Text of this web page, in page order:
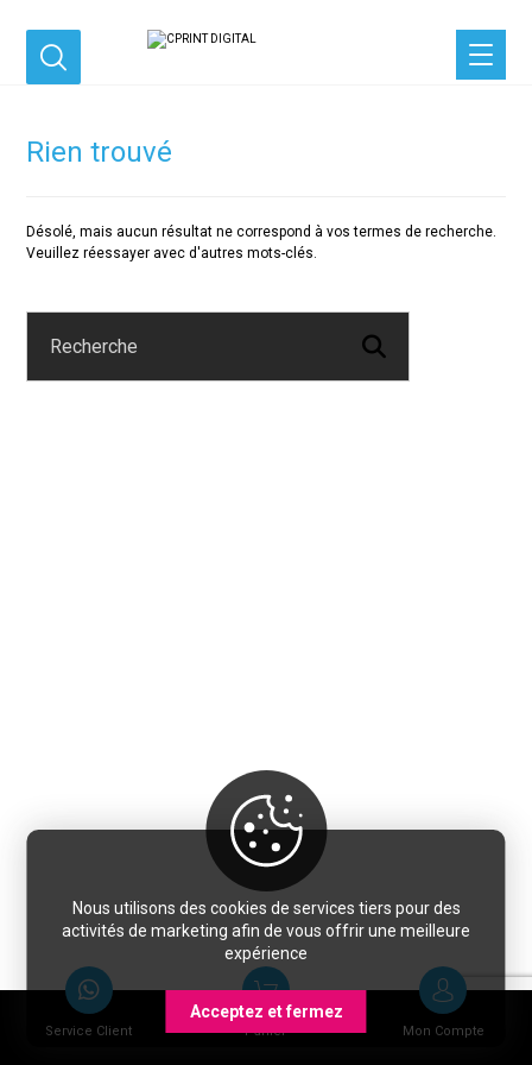
Rien trouvé
Désolé, mais aucun résultat ne correspond à vos termes de recherche.
Veuillez réessayer avec d'autres mots-clés.
Service Client Panier Mon Compte
Nous utilisons des cookies de services tiers pour des
activités de marketing afin de vous offrir une meilleure
expérience
Acceptez et fermez